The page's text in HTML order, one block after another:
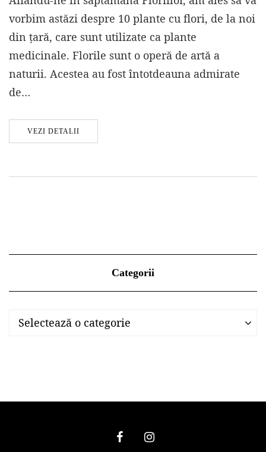
vorbim astăzi despre 10 plante cu flori, de la noi
din țară, care sunt utilizate ca plante
medicinale. Florile sunt o operă de artă a
naturii. Acestea au fost întotdeauna admirate
de…
VEZI DETALII
Categorii
Categorii
Selectează o categorie
Categorii